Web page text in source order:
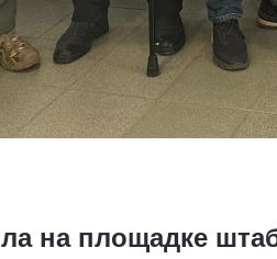
на площадке